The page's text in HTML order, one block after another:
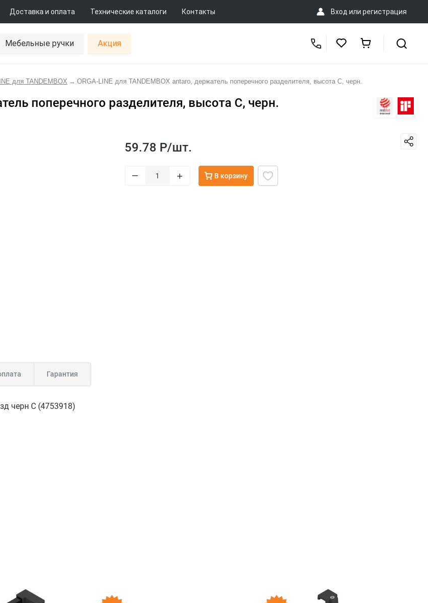
Доставка и оплата Технические каталоги Контакты Вход или регистрация
Мебельные ручки Акция
для TANDEMBOX → ORGA-LINE для TANDEMBOX antaro, держатель поперечного разделителя, высота C, черн.
поперечного разделителя, высота C, черн.
59.78 Р/шт.
– + В корзину
Гарантия
черн C (4753918)